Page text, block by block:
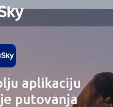
aplikaciju
putovanja